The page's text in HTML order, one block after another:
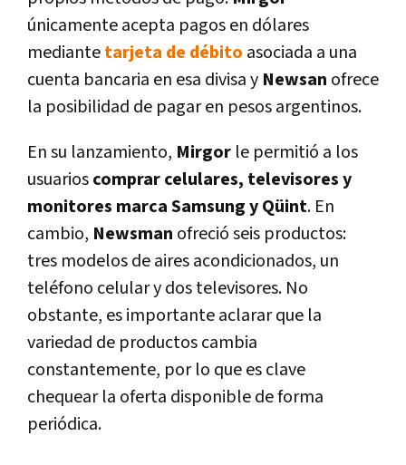
únicamente acepta pagos en dólares
mediantetarjeta de débito asociada a una
cuenta bancaria en esa divisa y Newsan ofrece
la posibilidad de pagar en pesos argentinos.
En su lanzamiento, Mirgor le permitió a los
usuarioscomprar celulares, televisores y
monitores marca Samsung y Qüint. En
cambio, Newsman ofreció seis productos:
tres modelos de aires acondicionados, un
teléfono celular y dos televisores. No
obstante, es importante aclarar que la
variedad de productos cambia
constantemente, por lo que es clave
chequear la oferta disponible de forma
periódica.